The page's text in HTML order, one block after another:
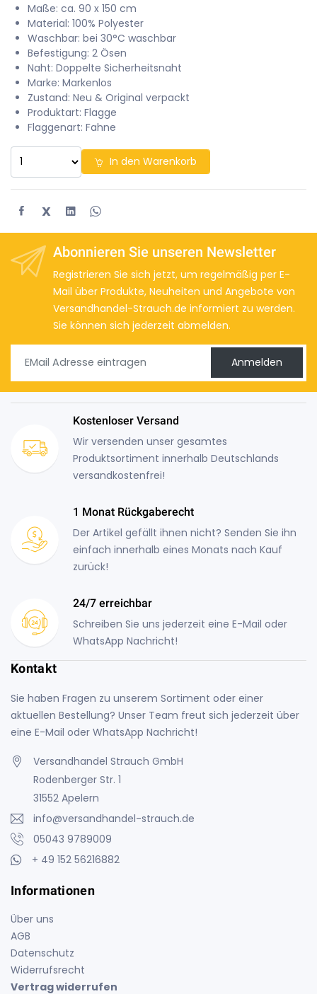
Maße: ca. 90 x 150 cm
Material: 100% Polyester
Waschbar: bei 30°C waschbar
Befestigung: 2 Ösen
Naht: Doppelte Sicherheitsnaht
Marke: Markenlos
Zustand: Neu & Original verpackt
Produktart: Flagge
Flaggenart: Fahne
In den Warenkorb
X
Abonnieren Sie unseren Newsletter
Registrieren Sie sich jetzt, um regelmäßig per E-
Mail über Produkte, Neuheiten und Angebote von
Versandhandel-Strauch.de informiert zu werden.
Sie können sich jederzeit abmelden.
Anmelden
Kostenloser Versand
Wir versenden unser gesamtes
Produktsortiment innerhalb Deutschlands
versandkostenfrei!
1 Monat Rückgaberecht
Der Artikel gefällt ihnen nicht? Senden Sie ihn
einfach innerhalb eines Monats nach Kauf
zurück!
24/7 erreichbar
Schreiben Sie uns jederzeit eine E-Mail oder
WhatsApp Nachricht!
Kontakt
Sie haben Fragen zu unserem Sortiment oder einer
aktuellen Bestellung? Unser Team freut sich jederzeit über
eine E-Mail oder WhatsApp Nachricht!
Versandhandel Strauch GmbH
Rodenberger Str. 1
31552 Apelern
info@versandhandel-strauch.de
05043 9789009
+ 49 152 56216882
Informationen
Über uns
AGB
Datenschutz
Widerrufsrecht
Vertrag widerrufen